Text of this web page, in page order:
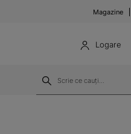
Magazine
Logare